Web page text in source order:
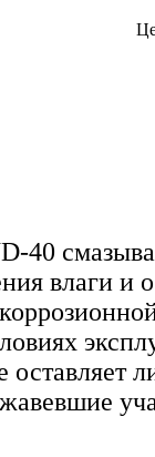
40
влаги и
оставляет